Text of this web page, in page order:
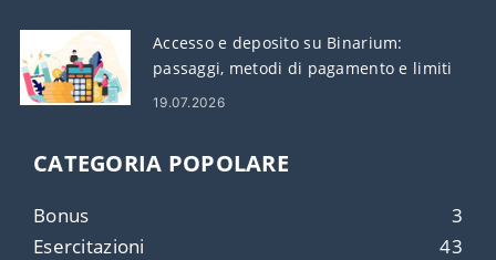
Accesso e deposito su Binarium:
passaggi, metodi di pagamento e limiti
19.07.2026
CATEGORIA POPOLARE
Bonus
3
Esercitazioni
43